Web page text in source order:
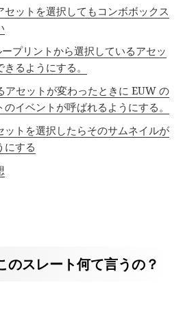
セットを選択してもコンボボックス
プリントから選択しているアセッ
るようにする。
アセットが変わったときに EUW の
イベントが呼ばれるようにする。
ットを選択したらそのサムネイルが
にする
のスレート何て言うの？